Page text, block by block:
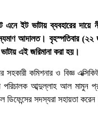
এনে ইট ভাটায় ব্যবহারের
আদালত। বৃহস্পতিবার
এই জরিমানা করা হয়।
কমিশনার ও বিজ্ঞ
পরিচালক আব্দুল্লাহ আল মামুন
ডিফেন্সের সদস্যরা সহায়তা